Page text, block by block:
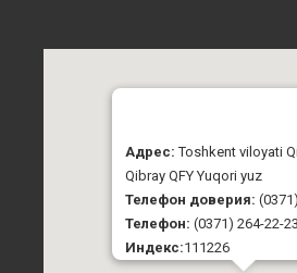
Адрес:Toshkent viloyati
Qibray QFY Yuqori yuz
Телефон доверия:
Телефон: (0371) 264-22-23
Индекс:111226